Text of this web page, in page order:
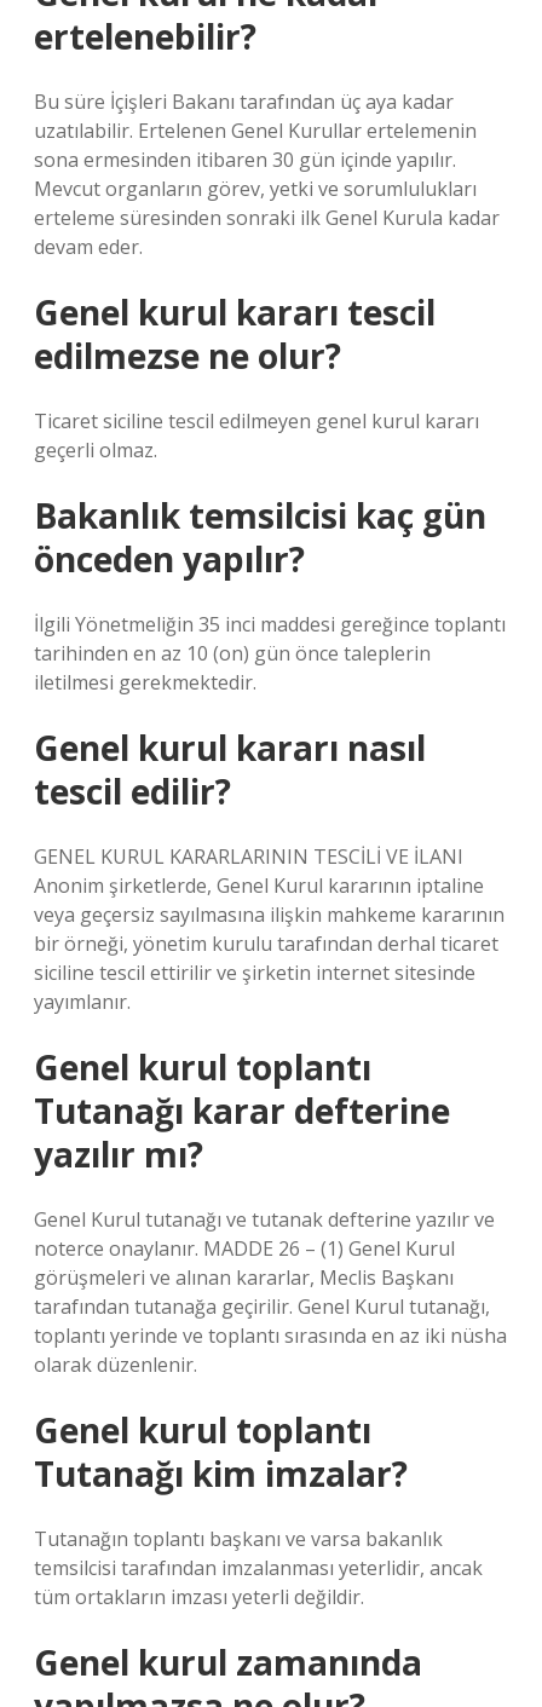
ertelenebilir?
Bu süre İçişleri Bakanı tarafından üç aya kadar
uzatılabilir. Ertelenen Genel Kurullar ertelemenin
sona ermesinden itibaren 30 gün içinde yapılır.
Mevcut organların görev, yetki ve sorumlulukları
erteleme süresinden sonraki ilk Genel Kurula kadar
devam eder.
Genel kurul kararı tescil
edilmezse ne olur?
Ticaret siciline tescil edilmeyen genel kurul kararı
geçerli olmaz.
Bakanlık temsilcisi kaç gün
önceden yapılır?
İlgili Yönetmeliğin 35 inci maddesi gereğince toplantı
tarihinden en az 10 (on) gün önce taleplerin
iletilmesi gerekmektedir.
Genel kurul kararı nasıl
tescil edilir?
GENEL KURUL KARARLARININ TESCİLİ VE İLANI
Anonim şirketlerde, Genel Kurul kararının iptaline
veya geçersiz sayılmasına ilişkin mahkeme kararının
bir örneği, yönetim kurulu tarafından derhal ticaret
siciline tescil ettirilir ve şirketin internet sitesinde
yayımlanır.
Genel kurul toplantı
Tutanağı karar defterine
yazılır mı?
Genel Kurul tutanağı ve tutanak defterine yazılır ve
noterce onaylanır. MADDE 26 – (1) Genel Kurul
görüşmeleri ve alınan kararlar, Meclis Başkanı
tarafından tutanağa geçirilir. Genel Kurul tutanağı,
toplantı yerinde ve toplantı sırasında en az iki nüsha
olarak düzenlenir.
Genel kurul toplantı
Tutanağı kim imzalar?
Tutanağın toplantı başkanı ve varsa bakanlık
temsilcisi tarafından imzalanması yeterlidir, ancak
tüm ortakların imzası yeterli değildir.
Genel kurul zamanında